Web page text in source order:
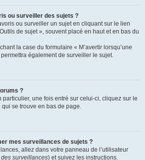
ou surveiller des sujets ?
ou surveiller un sujet en cliquant sur le lien
de sujet », souvent placé en haut et en bas du
la case du formulaire « M’avertir lorsqu’une
également de surveiller le sujet.
?
particulier, une fois entré sur celui-ci, cliquez sur le
qui se trouve en bas de page.
mes surveillances de sujets ?
allez dans votre panneau de l’utilisateur
surveillances) et suivez les instructions.